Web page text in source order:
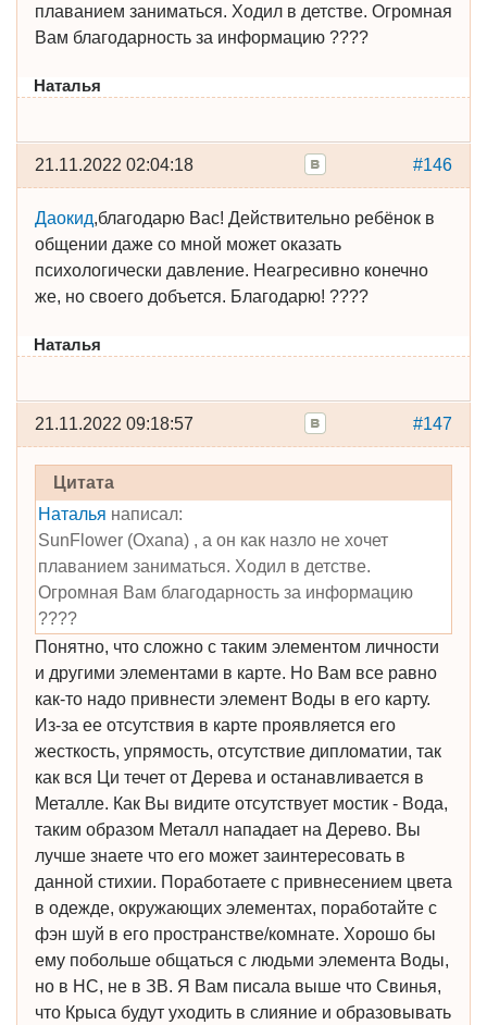
плаванием заниматься. Ходил в детстве. Огромная
Вам благодарность за информацию ????
Наталья
#146
21.11.2022 02:04:18
Даокид,благодарю Вас! Действительно ребёнок в
общении даже со мной может оказать
психологически давление. Неагресивно конечно
же, но своего добъется. Благодарю! ????
Наталья
#147
21.11.2022 09:18:57
Цитата
Наталья написал:
SunFlower (Oxana) , а он как назло не хочет
плаванием заниматься. Ходил в детстве.
Огромная Вам благодарность за информацию
????
Понятно, что сложно с таким элементом личности
и другими элементами в карте. Но Вам все равно
как-то надо привнести элемент Воды в его карту.
Из-за ее отсутствия в карте проявляется его
жесткость, упрямость, отсутствие дипломатии, так
как вся Ци течет от Дерева и останавливается в
Металле. Как Вы видите отсутствует мостик - Вода,
таким образом Металл нападает на Дерево. Вы
лучше знаете что его может заинтересовать в
данной стихии. Поработаете с привнесением цвета
в одежде, окружающих элементах, поработайте с
фэн шуй в его пространстве/комнате. Хорошо бы
ему побольше общаться с людьми элемента Воды,
но в НС, не в ЗВ. Я Вам писала выше что Свинья,
что Крыса будут уходить в слияние и образовывать